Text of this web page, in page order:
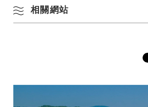
・期間：3月下旬~4月上旬
・點燈時間：18：00~22：00左右（天黑自動開啟）
相關網站